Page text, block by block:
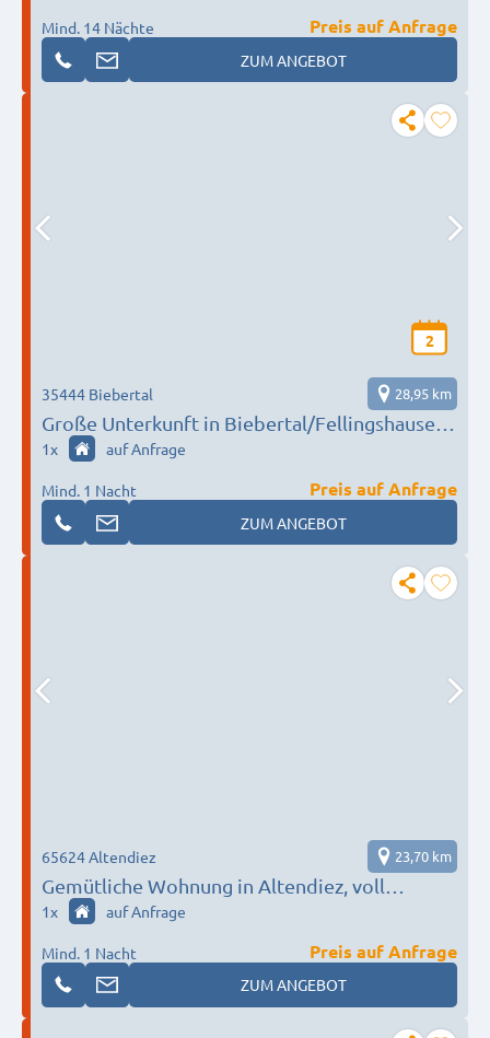
Mind. 14 Nächte
Preis auf Anfrage
ZUM ANGEBOT
2
Große Unterkunft in Biebertal/Fellingshausen
für max. 50 Personen
35444 Biebertal 28,95 km
1x auf Anfrage
Mind. 1 Nacht
Preis auf Anfrage
ZUM ANGEBOT
Gemütliche Wohnung in Altendiez, voll
ausgestattet | Ferienwohnung & Business
65624 Altendiez 23,70 km
1x auf Anfrage
Mind. 1 Nacht
Preis auf Anfrage
ZUM ANGEBOT